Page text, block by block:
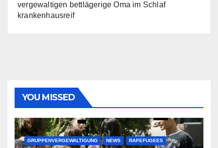
vergewaltigen bettlägerige Oma im Schlaf
krankenhausreif
YOU MISSED
GRUPPENVERGEWALTIGUNG NEWS RAPEFUGEES